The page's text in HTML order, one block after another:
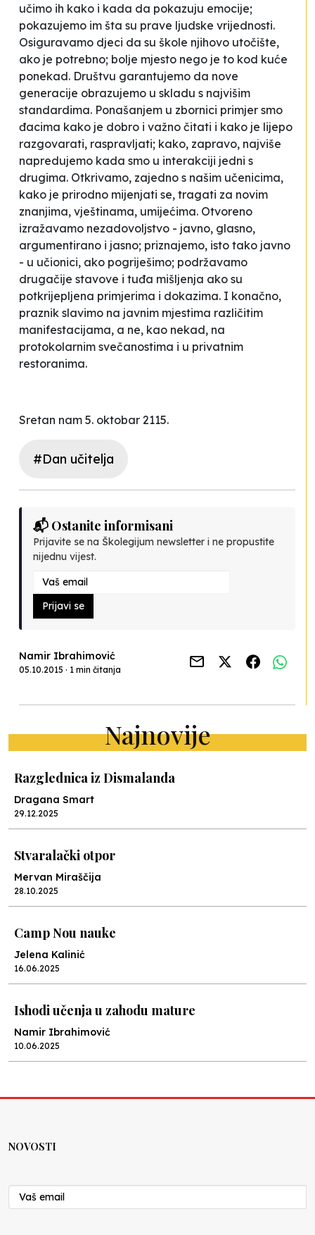
učimo ih kako i kada da pokazuju emocije;
pokazujemo im šta su prave ljudske vrijednosti.
Osiguravamo djeci da su škole njihovo utočište,
ako je potrebno; bolje mjesto nego je to kod kuće
ponekad. Društvu garantujemo da nove
generacije obrazujemo u skladu s najvišim
standardima. Ponašanjem u zbornici primjer smo
đacima kako je dobro i važno čitati i kako je lijepo
razgovarati, raspravljati; kako, zapravo, najviše
napredujemo kada smo u interakciji jedni s
drugima. Otkrivamo, zajedno s našim učenicima,
kako je prirodno mijenjati se, tragati za novim
znanjima, vještinama, umijećima. Otvoreno
izražavamo nezadovoljstvo - javno, glasno,
argumentirano i jasno; priznajemo, isto tako javno
- u učionici, ako pogriješimo; podržavamo
drugačije stavove i tuđa mišljenja ako su
potkrijepljena primjerima i dokazima. I konačno,
praznik slavimo na javnim mjestima različitim
manifestacijama, a ne, kao nekad, na
protokolarnim svečanostima i u privatnim
restoranima.
Sretan nam 5. oktobar 2115.
#Dan učitelja
📬 Ostanite informisani
Prijavite se na Školegijum newsletter i ne propustite
nijednu vijest.
Prijavi se
Namir Ibrahimović
05.10.2015 · 1 min čitanja
Najnovije
Razglednica iz Dismalanda
Dragana Smart
29.12.2025
Stvaralački otpor
Mervan Miraščija
28.10.2025
Camp Nou nauke
Jelena Kalinić
16.06.2025
Ishodi učenja u zahodu mature
Namir Ibrahimović
10.06.2025
Nenad Veličković
29.10.2024
NOVOSTI